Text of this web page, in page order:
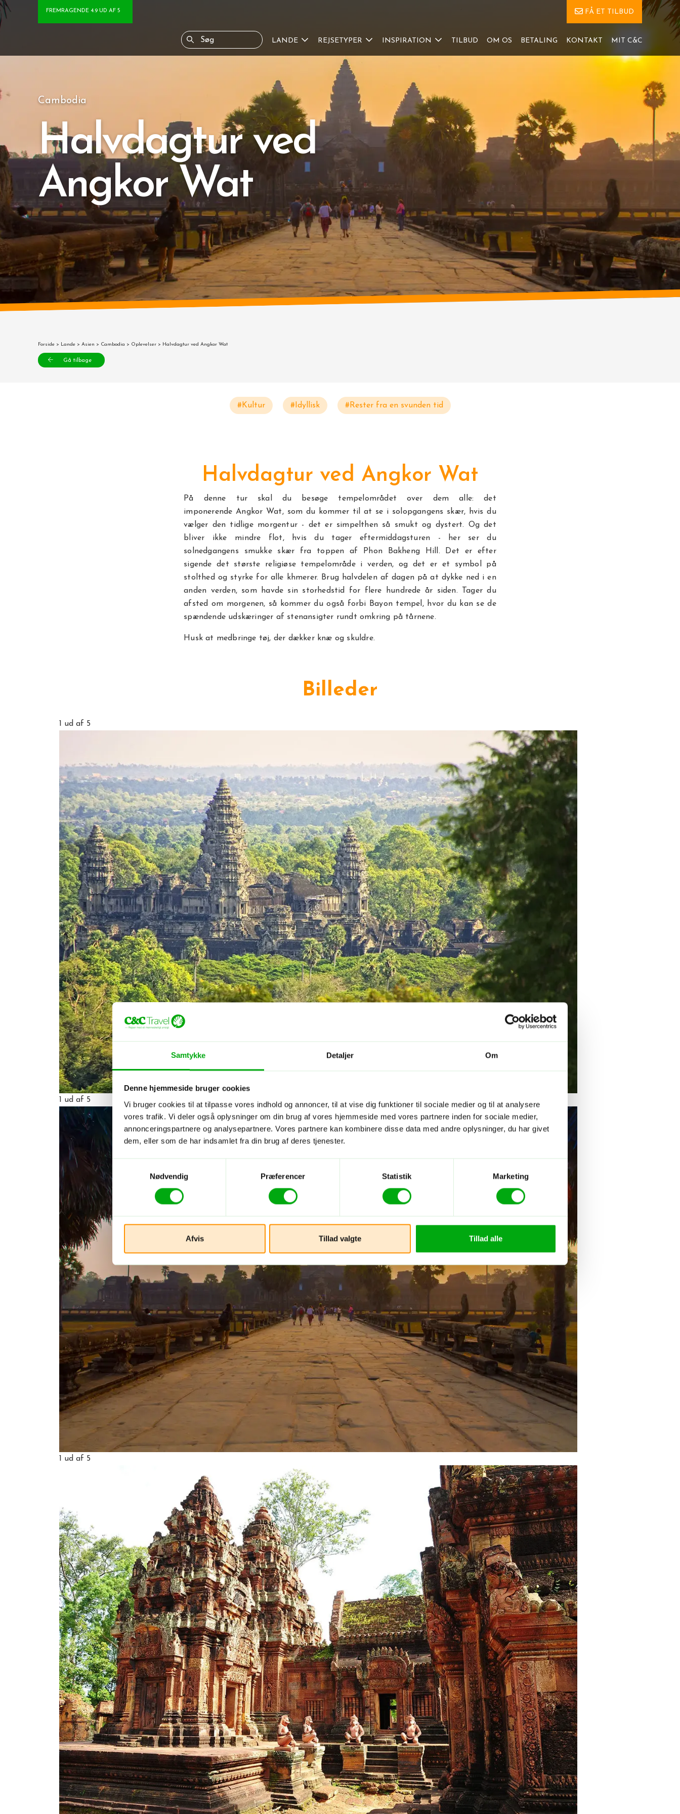
Samtykke Detaljer Om
Denne hjemmeside bruger cookies
Vi bruger cookies til at tilpasse vores indhold og annoncer, til at vise dig funktioner til sociale medier og til at analysere
vores trafik. Vi deler også oplysninger om din brug af vores hjemmeside med vores partnere inden for sociale medier,
annonceringspartnere og analysepartnere. Vores partnere kan kombinere disse data med andre oplysninger, du har givet
dem, eller som de har indsamlet fra din brug af deres tjenester.
Nødvendig
Præferencer Statistik Marketing
Afvis Tillad valgte Tillad alle
FREMRAGENDE 4.9 UD AF 5 FÅ ET TILBUD
LANDE REJSETYPER INSPIRATION TILBUD OM OS BETALING KONTAKT MIT C&C
Cambodia
Halvdagtur ved
Angkor Wat
Forside > Lande > Asien > Cambodia > Oplevelser > Halvdagtur ved Angkor Wat
Gå tilbage
#Kultur #Idyllisk #Rester fra en svunden tid
Halvdagtur ved Angkor Wat
På denne tur skal du besøge tempelområdet over dem alle: det
imponerende Angkor Wat, som du kommer til at se i solopgangens skær, hvis du
vælger den tidlige morgentur - det er simpelthen så smukt og dystert. Og det
bliver ikke mindre flot, hvis du tager eftermiddagsturen - her ser du
solnedgangens smukke skær fra toppen af Phon Bakheng Hill. Det er efter
sigende det største religiøse tempelområde i verden, og det er et symbol på
stolthed og styrke for alle khmerer. Brug halvdelen af dagen på at dykke ned i en
anden verden, som havde sin storhedstid for flere hundrede år siden. Tager du
afsted om morgenen, så kommer du også forbi Bayon tempel, hvor du kan se de
spændende udskæringer af stenansigter rundt omkring på tårnene.
Husk at medbringe tøj, der dækker knæ og skuldre.
Billeder
1 ud af 5
1 ud af 5
1 ud af 5